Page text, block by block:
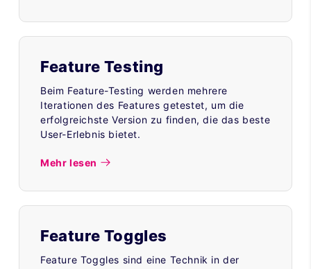
Feature Testing
Beim Feature-Testing werden mehrere
Iterationen des Features getestet, um die
erfolgreichste Version zu finden, die das beste
User-Erlebnis bietet.
Mehr lesen
Feature Toggles
Feature Toggles sind eine Technik in der